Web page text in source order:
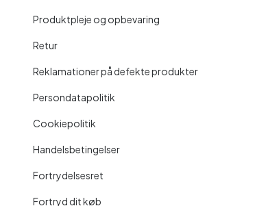
Produktpleje og opbevaring
Retur
Reklamationer på defekte produkter
Persondatapolitik
Cookiepolitik
Handelsbetingelser
Fortrydelsesret
Fortryd dit køb